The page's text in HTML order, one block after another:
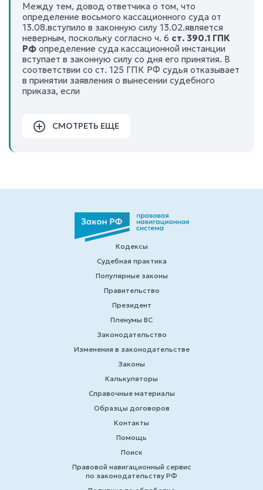
Между тем, довод ответчика о том, что
определение восьмого кассационного суда от
13.08.вступило в законную силу 13.02.является
неверным, поскольку согласно ч. 6 ст. 390.1 ГПК
РФ определение суда кассационной инстанции
вступает в законную силу со дня его принятия. В
соответствии со ст. 125 ГПК РФ судья отказывает
в принятии заявления о вынесении судебного
приказа, если
СМОТРЕТЬ ЕЩЕ
Кодексы
Судебная практика
Популярные законы
Правительство
Президент
Пленумы ВС
Законодательство
Изменения в законодательстве
Законы
Калькуляторы
Справочные материалы
Образцы договоров
Контакты
Помощь
Поиск
Правовой навигационный сервис
по законодательству РФ